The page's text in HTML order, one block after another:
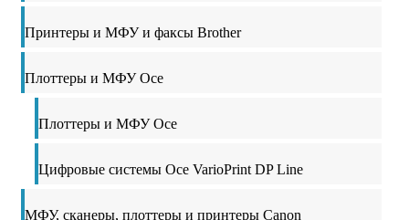
Принтеры и МФУ и факсы Brother
Плоттеры и МФУ Oce
Плоттеры и МФУ Oce
Цифровые системы Oce VarioPrint DP Line
МФУ, сканеры, плоттеры и принтеры Canon